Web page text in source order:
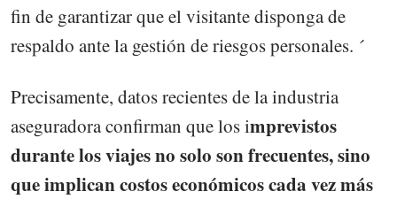
fin de garantizar que el visitante disponga de
respaldo ante la gestión de riesgos personales. ´
Precisamente, datos recientes de la industria
aseguradora confirman que los imprevistos
durante los viajes no solo son frecuentes, sino
que implican costos económicos cada vez más